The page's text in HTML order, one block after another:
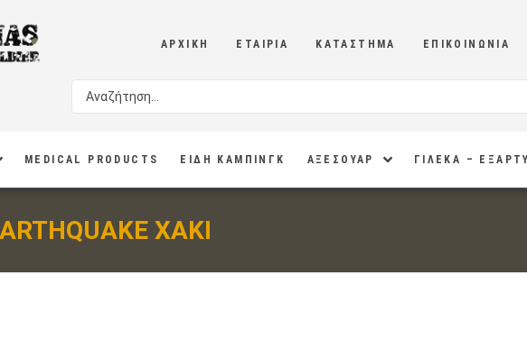
ΑΡΧΙΚΉ ΕΤΑΙΡΊΑ ΚΑΤΆΣΤΗΜΑ ΕΠΙΚΟΙΝΩΝΊΑ
MEDICAL PRODUCTS ΕΙΔΗ ΚΑΜΠΙΝΓΚ ΑΞΕΣΟΥΑΡ ΓΙΛΕΚΑ –
ΧΑΚΙ